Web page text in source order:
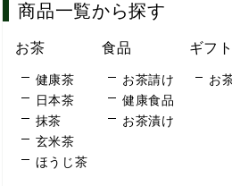
商品一覧から探す
お茶
健康茶
日本茶
抹茶
玄米茶
ほうじ茶
食品
お茶請け
健康食品
お茶漬け
ギフト
お